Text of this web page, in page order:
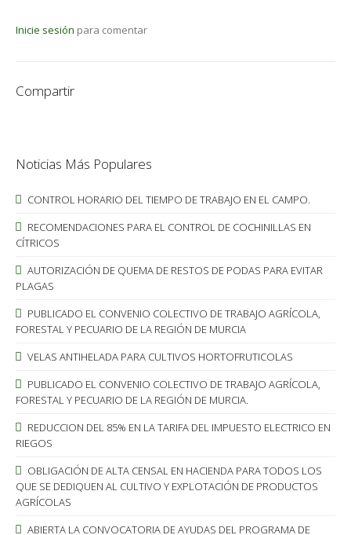
Inicie sesión para comentar
Compartir
Noticias Más Populares
CONTROL HORARIO DEL TIEMPO DE TRABAJO EN EL CAMPO.
RECOMENDACIONES PARA EL CONTROL DE COCHINILLAS EN
CÍTRICOS
AUTORIZACIÓN DE QUEMA DE RESTOS DE PODAS PARA EVITAR
PLAGAS
PUBLICADO EL CONVENIO COLECTIVO DE TRABAJO AGRÍCOLA,
FORESTAL Y PECUARIO DE LA REGIÓN DE MURCIA
VELAS ANTIHELADA PARA CULTIVOS HORTOFRUTICOLAS
PUBLICADO EL CONVENIO COLECTIVO DE TRABAJO AGRÍCOLA,
FORESTAL Y PECUARIO DE LA REGIÓN DE MURCIA.
REDUCCION DEL 85% EN LA TARIFA DEL IMPUESTO ELECTRICO EN
RIEGOS
OBLIGACIÓN DE ALTA CENSAL EN HACIENDA PARA TODOS LOS
QUE SE DEDIQUEN AL CULTIVO Y EXPLOTACIÓN DE PRODUCTOS
AGRÍCOLAS
ABIERTA LA CONVOCATORIA DE AYUDAS DEL PROGRAMA DE